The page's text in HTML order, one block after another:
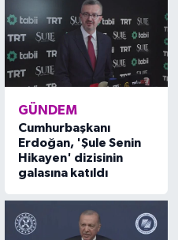
GÜNDEM
Cumhurbaşkanı
Erdoğan, 'Şule Senin
Hikayen' dizisinin
galasına katıldı